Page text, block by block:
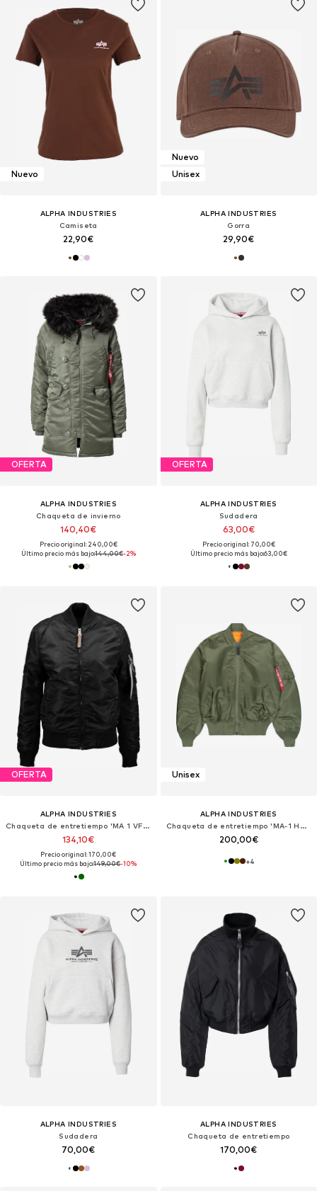
Nuevo
ALPHA INDUSTRIES
Camiseta
22,90€
Nuevo
Unisex
ALPHA INDUSTRIES
Gorra
29,90€
OFERTA
ALPHA INDUSTRIES
Chaqueta de invierno
140,40€
Precio original: 240,00€
Último precio más bajo:144,00€-2%
OFERTA
ALPHA INDUSTRIES
Sudadera
63,00€
Precio original: 70,00€
Último precio más bajo:63,00€
OFERTA
ALPHA INDUSTRIES
Chaqueta de entretiempo 'MA 1 VF 59'
134,10€
Precio original: 170,00€
Último precio más bajo:149,00€-10%
Unisex
ALPHA INDUSTRIES
Chaqueta de entretiempo 'MA-1 Heritage'
200,00€
+4
ALPHA INDUSTRIES
Sudadera
70,00€
ALPHA INDUSTRIES
Chaqueta de entretiempo
170,00€